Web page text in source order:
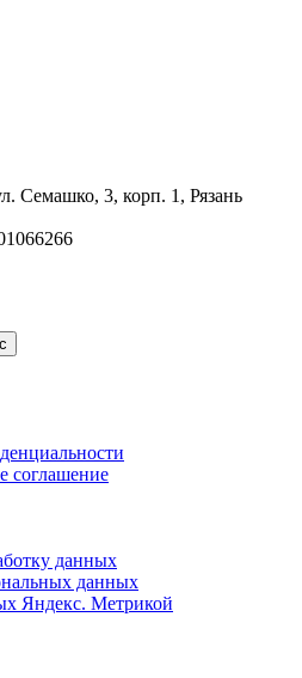
Семашко, 3, корп. 1, Рязань
соглашение
данных
данных
Яндекс. Метрикой